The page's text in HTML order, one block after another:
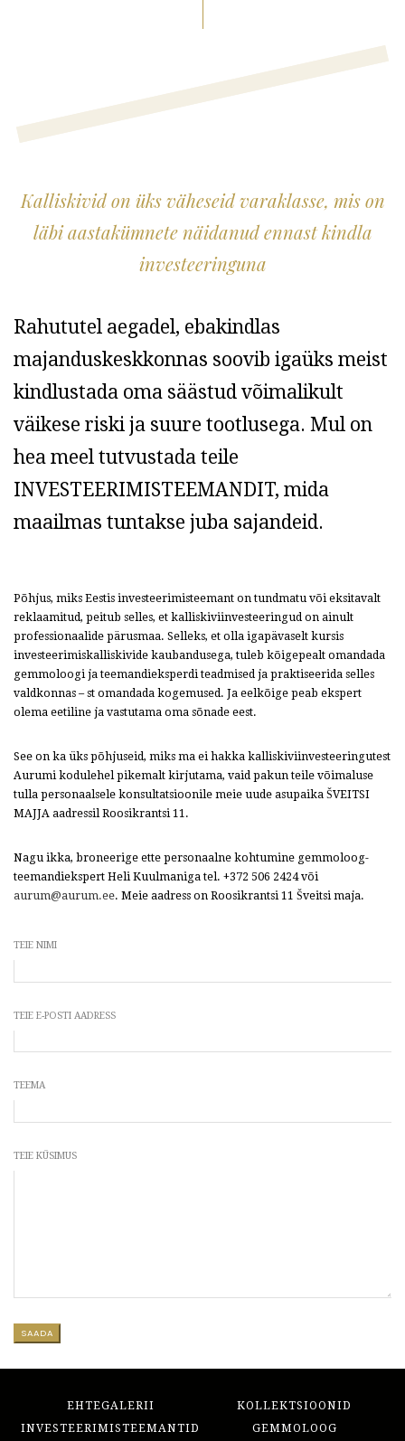
Kalliskivid on üks väheseid varaklasse, mis on
läbi aastakümnete näidanud ennast kindla
investeeringuna
Rahututel aegadel, ebakindlas
majanduskeskkonnas soovib igaüks meist
kindlustada oma säästud võimalikult
väikese riski ja suure tootlusega. Mul on
hea meel tutvustada teile
INVESTEERIMISTEEMANDIT, mida
maailmas tuntakse juba sajandeid.
Põhjus, miks Eestis investeerimisteemant on tundmatu või eksitavalt
reklaamitud, peitub selles, et kalliskiviinvesteeringud on ainult
professionaalide pärusmaa. Selleks, et olla igapävaselt kursis
investeerimiskalliskivide kaubandusega, tuleb kõigepealt omandada
gemmoloogi ja teemandieksperdi teadmised ja praktiseerida selles
valdkonnas – st omandada kogemused. Ja eelkõige peab ekspert
olema eetiline ja vastutama oma sõnade eest.
See on ka üks põhjuseid, miks ma ei hakka kalliskiviinvesteeringutest
Aurumi kodulehel pikemalt kirjutama, vaid pakun teile võimaluse
tulla personaalsele konsultatsioonile meie uude asupaika ŠVEITSI
MAJJA aadressil Roosikrantsi 11.
Nagu ikka, broneerige ette personaalne kohtumine gemmoloog-
teemandiekspert Heli Kuulmaniga tel. +372 506 2424 või
aurum@aurum.ee. Meie aadress on Roosikrantsi 11 Šveitsi maja.
TEIE NIMI
TEIE E-POSTI AADRESS
TEEMA
TEIE KÜSIMUS
EHTEGALERII
KOLLEKTSIOONID
INVESTEERIMISTEEMANTID
GEMMOLOOG